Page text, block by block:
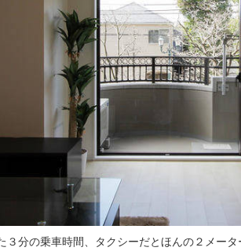
３分の乗車時間、タクシーだとほんの２メー